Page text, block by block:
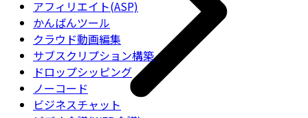
アフィリエイト(ASP)
かんばんツール
クラウド動画編集
サブスクリプション構築
ドロップシッピング
ノーコード
ビジネスチャット